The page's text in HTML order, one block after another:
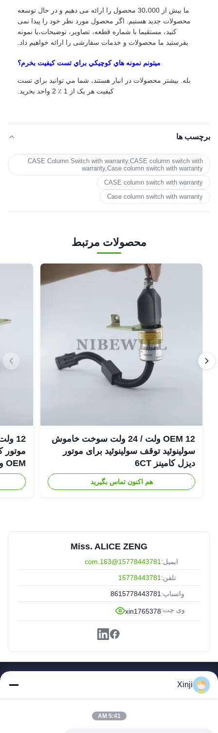
ما بیش از 30،000 محصول را ارائه می دهیم و در حال توسعه
محصولات جدید هستیم. اگر محصول مورد نظر خود را پیدا نمی
کنید، مستقیما با شماره قطعه، تصاویر، توضیحات،یا نمونه
بفرستید ما محصولات و خدمات سفارشی را ارائه خواهیم داد.
ميتونم نمونه هاي کوچيکي براي تست کيفيت بخرم؟
بله. بيشتر محصولات در انبار هستند، شما مي توانيد براي تست
کيفيت هر يک از 1 ٪ 2 واحد بخريد.
برچسب ها
CASE Column Switch with warranty,CASE column switch with
warranty,Case column switch with warranty
CASE column switch with warranty
Case column switch with warranty
محصولات مرتبط
OEM 12 ولت / 24 ولت سوخت خاموش
سولینوئید توقف سولینوئید برای موتور
دیزل کامینز 6CT
هم اکنون تماس بگیرید
OEM و جدید Shutoff
Miss. ALICE ZENG
ایمیل:15778443781@163.com
تلفن:15778443781
واتساپ:8615778443781
وی چت:xin1765378
صفحه اصلی
محصولات
در مورد ما
Xinji
5:41 AM